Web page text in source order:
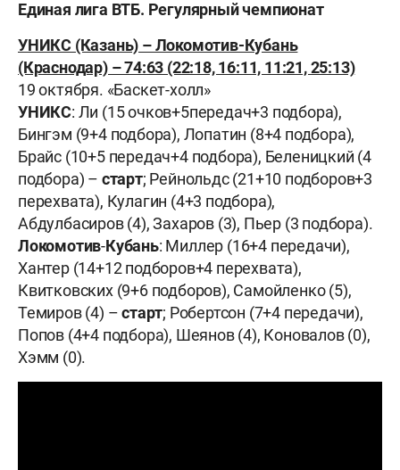
Единая лига ВТБ. Регулярный чемпионат
УНИКС (Казань) – Локомотив-Кубань
(Краснодар) – 74:63 (22:18, 16:11, 11:21, 25:13)
19 октября. «Баскет-холл»
УНИКС: Ли (15 очков+5передач+3 подбора),
Бингэм (9+4 подбора), Лопатин (8+4 подбора),
Брайс (10+5 передач+4 подбора), Беленицкий (4
подбора) – старт; Рейнольдс (21+10 подборов+3
перехвата), Кулагин (4+3 подбора),
Абдулбасиров (4), Захаров (3), Пьер (3 подбора).
Локомотив-Кубань: Миллер (16+4 передачи),
Хантер (14+12 подборов+4 перехвата),
Квитковских (9+6 подборов), Самойленко (5),
Темиров (4) –старт; Робертсон (7+4 передачи),
Попов (4+4 подбора), Шеянов (4), Коновалов (0),
Хэмм (0).